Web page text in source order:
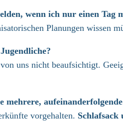
wenn ich nur einen
Planungen wissen
uns nicht beaufsichtigt.
mehrere,
vorgehalten. Schlafsack